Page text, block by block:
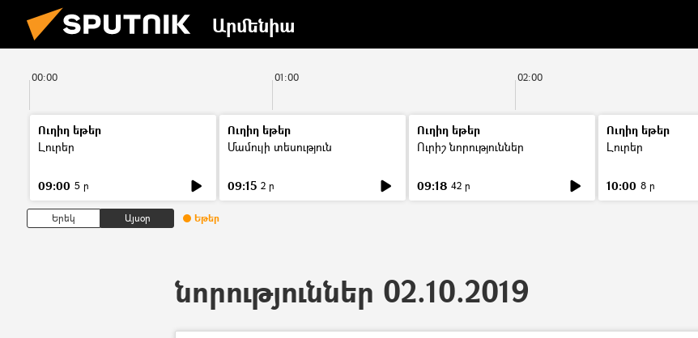
Արմենիա
00:00 01:00 02:00
Ուղիղ եթեր
Լուրեր
09:00 5 ր
Ուղիղ եթեր
Մամուլի տեսություն
09:15 2 ր
Ուղիղ եթեր
Ուրիշ նորություններ
09:18 42 ր
Ուղիղ եթեր
Լուրեր
10:00 8 ր
Երեկ Այսօր Եթեր
նորություններ 02.10.2019